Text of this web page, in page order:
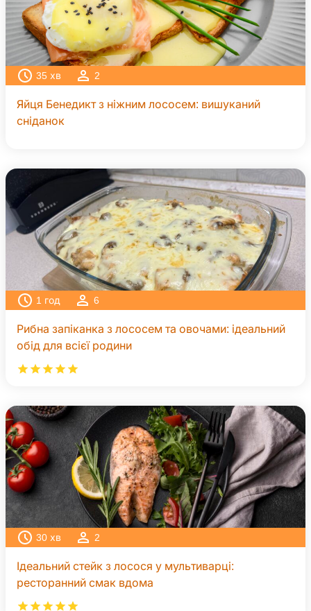
35 хв 2
Яйця Бенедикт з ніжним лососем: вишуканий
сніданок
1 год 6
Рибна запіканка з лососем та овочами: ідеальний
обід для всієї родини
30 хв 2
Ідеальний стейк з лосося у мультиварці:
ресторанний смак вдома